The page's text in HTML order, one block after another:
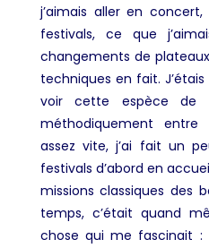
j’aimais aller en
festivals, ce que
changements de
techniques en fait.
voir cette espèce de
méthodiquement entre
assez vite, j’ai fait un
festivals d’abord en
missions classiques des
temps, c’était quand
chose qui me fascinait :